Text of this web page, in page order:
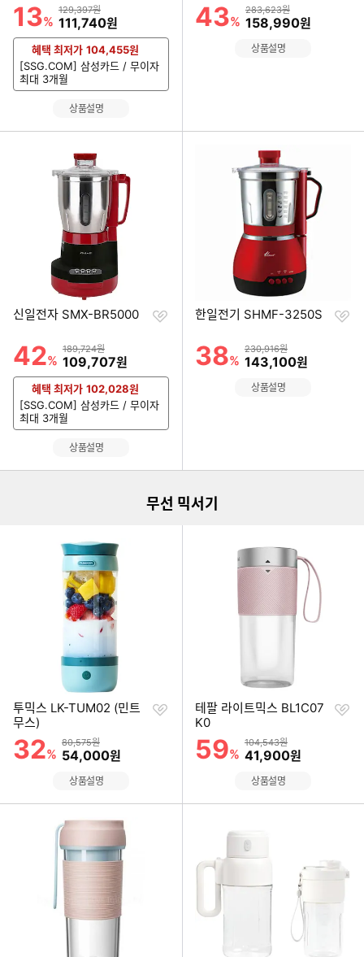
할인률
13%
상품금액
129,397원
할인금액
111,740원
혜택 최저가 104,455원
[SSG.COM] 삼성카드 / 무이자
최대 3개월
상품설명
할인률
43%
상품금액
283,623원
할인금액
158,990원
상품설명
신일전자 SMX-BR5000
할인률
42%
상품금액
189,724원
할인금액
109,707원
찜
혜택 최저가 102,028원
[SSG.COM] 삼성카드 / 무이자
최대 3개월
상품설명
한일전기 SHMF-3250S
할인률
38%
상품금액
230,916원
할인금액
143,100원
찜
상품설명
무선 믹서기
투믹스 LK-TUM02 (민트
무스)
할인률
32%
상품금액
80,575원
할인금액
54,000원
찜
상품설명
테팔 라이트믹스 BL1C07
K0
할인률
59%
상품금액
104,543원
할인금액
41,900원
찜
상품설명